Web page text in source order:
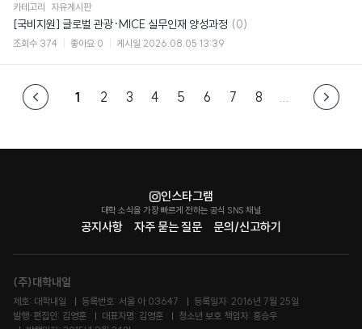
카테고리 자유게시판
[국비지원] 글로벌 관광·MICE 실무인재 양성과정 댓
(0)
조회수 374 좋아요 0 게시일 2026.08.05 13:39
1 2 3 4 5 6 7 8
공지사항 자주 묻는 질문 문의/신고하기
인스타그램
대학 소식을 가장 빠르게 전하는 공식 SNS 채널
(주)대학내일
제호: 대학내일 등록번호: 서울 아 03647
등록일자: 2016년 7월 25일
발행·편집인: 김영훈
대표자명: 김영훈
청소년 보호 책임자: 홍승우